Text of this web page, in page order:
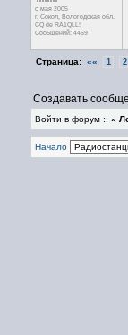
с мая 2005
г. Сокол, Вологодская обл.
CQ de RA1QLL!
Сообщений: 4469
Страница: «« 1 2
Создавать
Войти в форум :: »
Начало